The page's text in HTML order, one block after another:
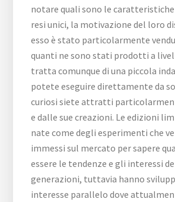
notare quali sono le
resi unici, la motivazione del loro
esso è stato particolarmente
quanti ne sono stati prodotti a
tratta comunque di una piccola
potete eseguire direttamente da
curiosi siete attratti
e dalle sue creazioni. Le edizioni
nate come degli esperimenti che
immessi sul mercato per sapere
essere le tendenze e gli interessi
generazioni, tuttavia hanno
interesse parallelo dove